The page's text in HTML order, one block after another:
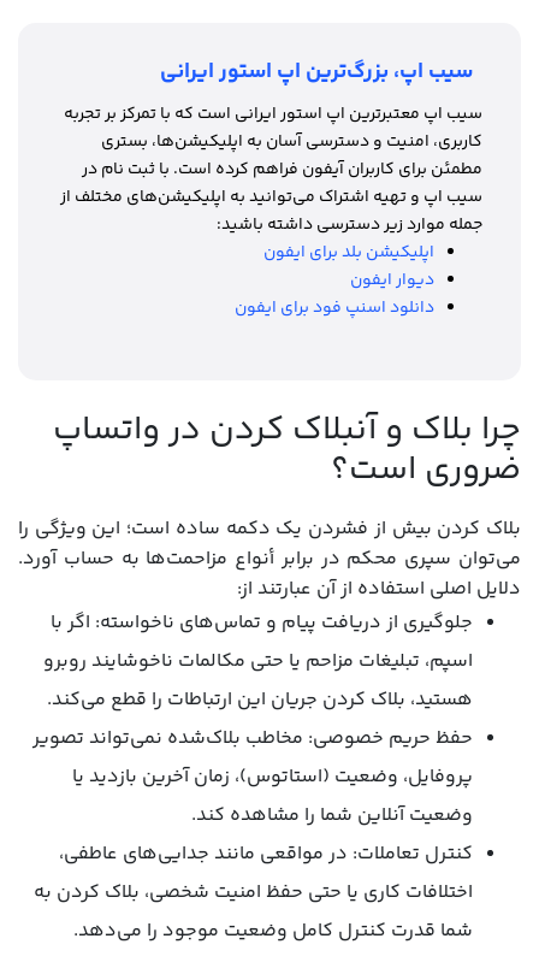
سیب اپ، بزرگ‌ترین اپ استور ایرانی
سیب اپ معتبرترین اپ استور ایرانی است که با تمرکز بر تجربه
کاربری، امنیت و دسترسی آسان به اپلیکیشن‌ها، بستری
مطمئن برای کاربران آیفون فراهم کرده است. با ثبت نام در
سیب اپ و تهیه اشتراک می‌توانید به اپلیکیشن‌های مختلف از
جمله موارد زیر دسترسی داشته باشید:
اپلیکیشن بلد برای ایفون
دیوار ایفون
دانلود اسنپ فود برای ایفون
چرا بلاک و آنبلاک کردن در واتساپ
ضروری است؟
بلاک کردن بیش از فشردن یک دکمه ساده است؛ این ویژگی را
می‌توان سپری محکم در برابر أنواع مزاحمت‌ها به حساب آورد.
دلایل اصلی استفاده از آن عبارتند از:
جلوگیری از دریافت پیام و تماس‌های ناخواسته: اگر با
اسپم، تبلیغات مزاحم یا حتی مکالمات ناخوشایند روبرو
هستید، بلاک کردن جریان این ارتباطات را قطع می‌کند.
حفظ حریم خصوصی: مخاطب بلاک‌شده نمی‌تواند تصویر
پروفایل، وضعیت (استاتوس)، زمان آخرین بازدید یا
وضعیت آنلاین شما را مشاهده کند.
کنترل تعاملات: در مواقعی مانند جدایی‌های عاطفی،
اختلافات کاری یا حتی حفظ امنیت شخصی، بلاک کردن به
شما قدرت کنترل کامل وضعیت موجود را می‌دهد.